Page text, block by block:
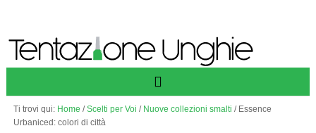
Ti trovi qui: Home / Scelti per Voi / Nuove collezioni smalti /Essence
Urbaniced: colori di città